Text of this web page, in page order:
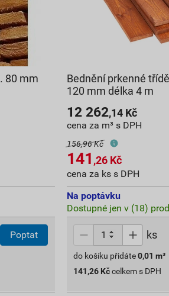
80 mm
Poptat
Bednění prkenné
120 mm délka 4 m
12 262,14Kč
cena za m³ s DPH
156,96 Kč
141 ,26Kč
cena za ks s DPH
Na poptávku
Dostupné jen v (18)
ks
do košíku přidáte 0,01 m³
141,26 Kč celkem s DPH